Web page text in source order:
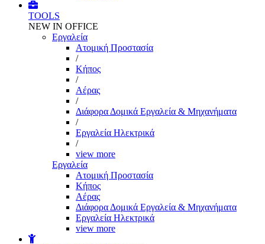
TOOLS
NEW IN OFFICE
Εργαλεία
Aτομική Προστασία
/
Kήπος
/
Αέρας
/
Διάφορα Δομικά Εργαλεία & Μηχανήματα
/
Εργαλεία Ηλεκτρικά
/
view more
Εργαλεία
Aτομική Προστασία
Kήπος
Αέρας
Διάφορα Δομικά Εργαλεία & Μηχανήματα
Εργαλεία Ηλεκτρικά
view more